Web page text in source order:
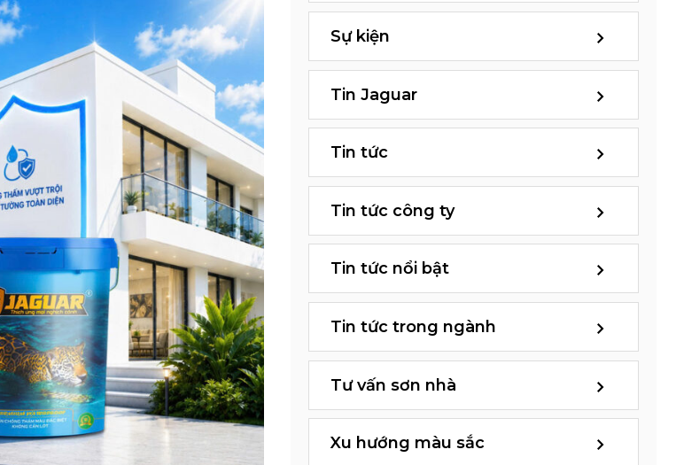
Sự kiện
Tin Jaguar
Tin tức
Tin tức công ty
Tin tức nổi bật
Tin tức trong ngành
Tư vấn sơn nhà
Xu hướng màu sắc